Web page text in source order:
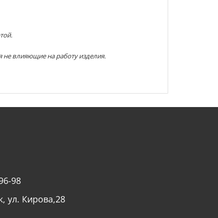
не влияющие на работу изделия.
98
ул. Кирова,28